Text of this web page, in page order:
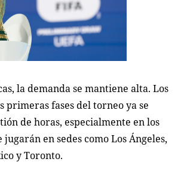
la demanda se mantiene alta. Los
primeras fases del torneo ya se
de horas, especialmente en los
en sedes como Los Ángeles,
y Toronto.